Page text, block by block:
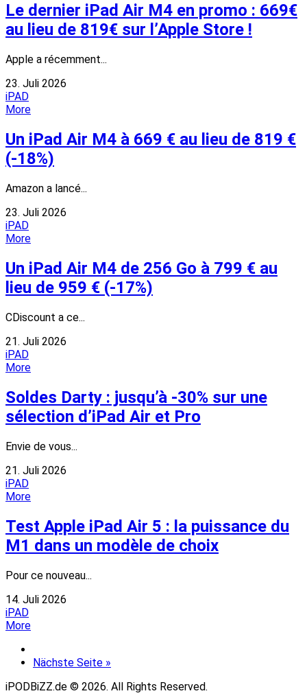
Le dernier iPad Air M4 en promo : 669€
au lieu de 819€ sur l’Apple Store !
Apple a récemment...
23. Juli 2026
iPAD
More
Un iPad Air M4 à 669 € au lieu de 819 €
(-18%)
Amazon a lancé...
23. Juli 2026
iPAD
More
Un iPad Air M4 de 256 Go à 799 € au
lieu de 959 € (-17%)
CDiscount a ce...
21. Juli 2026
iPAD
More
Soldes Darty : jusqu’à -30% sur une
sélection d’iPad Air et Pro
Envie de vous...
21. Juli 2026
iPAD
More
Test Apple iPad Air 5 : la puissance du
M1 dans un modèle de choix
Pour ce nouveau...
14. Juli 2026
iPAD
More
Nächste Seite »
iPODBiZZ.de © 2026. All Rights Reserved.